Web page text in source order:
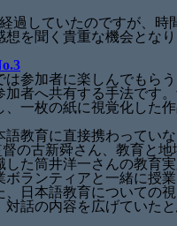
過していたのですが、
を聞く貴重な機会となり
参加者に楽しんでもら
加者へ共有する手法です
一枚の紙に視覚化した
語教育に直接携わってい
督の古新舜さん、教育と
した筒井洋一さんの教
ランティアと一緒に授
日本語教育についての
話の内容を広げていたと